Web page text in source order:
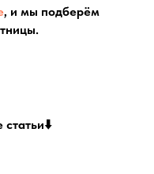
, и мы подберём
статьи⬇️